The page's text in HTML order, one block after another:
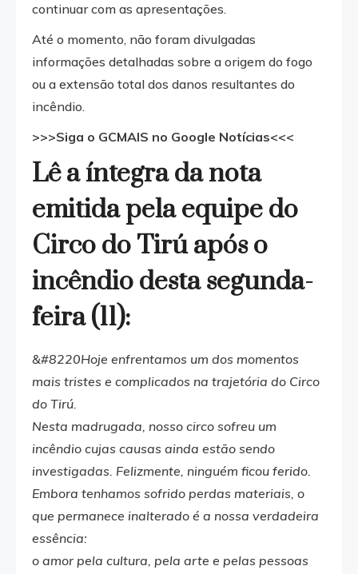
continuar com as apresentações.
Até o momento, não foram divulgadas
informações detalhadas sobre a origem do fogo
ou a extensão total dos danos resultantes do
incêndio.
>>>Siga o GCMAIS no Google Notícias<<<
Lê a íntegra da nota
emitida pela equipe do
Circo do Tirú após o
incêndio desta segunda-
feira (11):
&#8220Hoje enfrentamos um dos momentos
mais tristes e complicados na trajetória do Circo
do Tirú.
Nesta madrugada, nosso circo sofreu um
incêndio cujas causas ainda estão sendo
investigadas. Felizmente, ninguém ficou ferido.
Embora tenhamos sofrido perdas materiais, o
que permanece inalterado é a nossa verdadeira
essência:
o amor pela cultura, pela arte e pelas pessoas